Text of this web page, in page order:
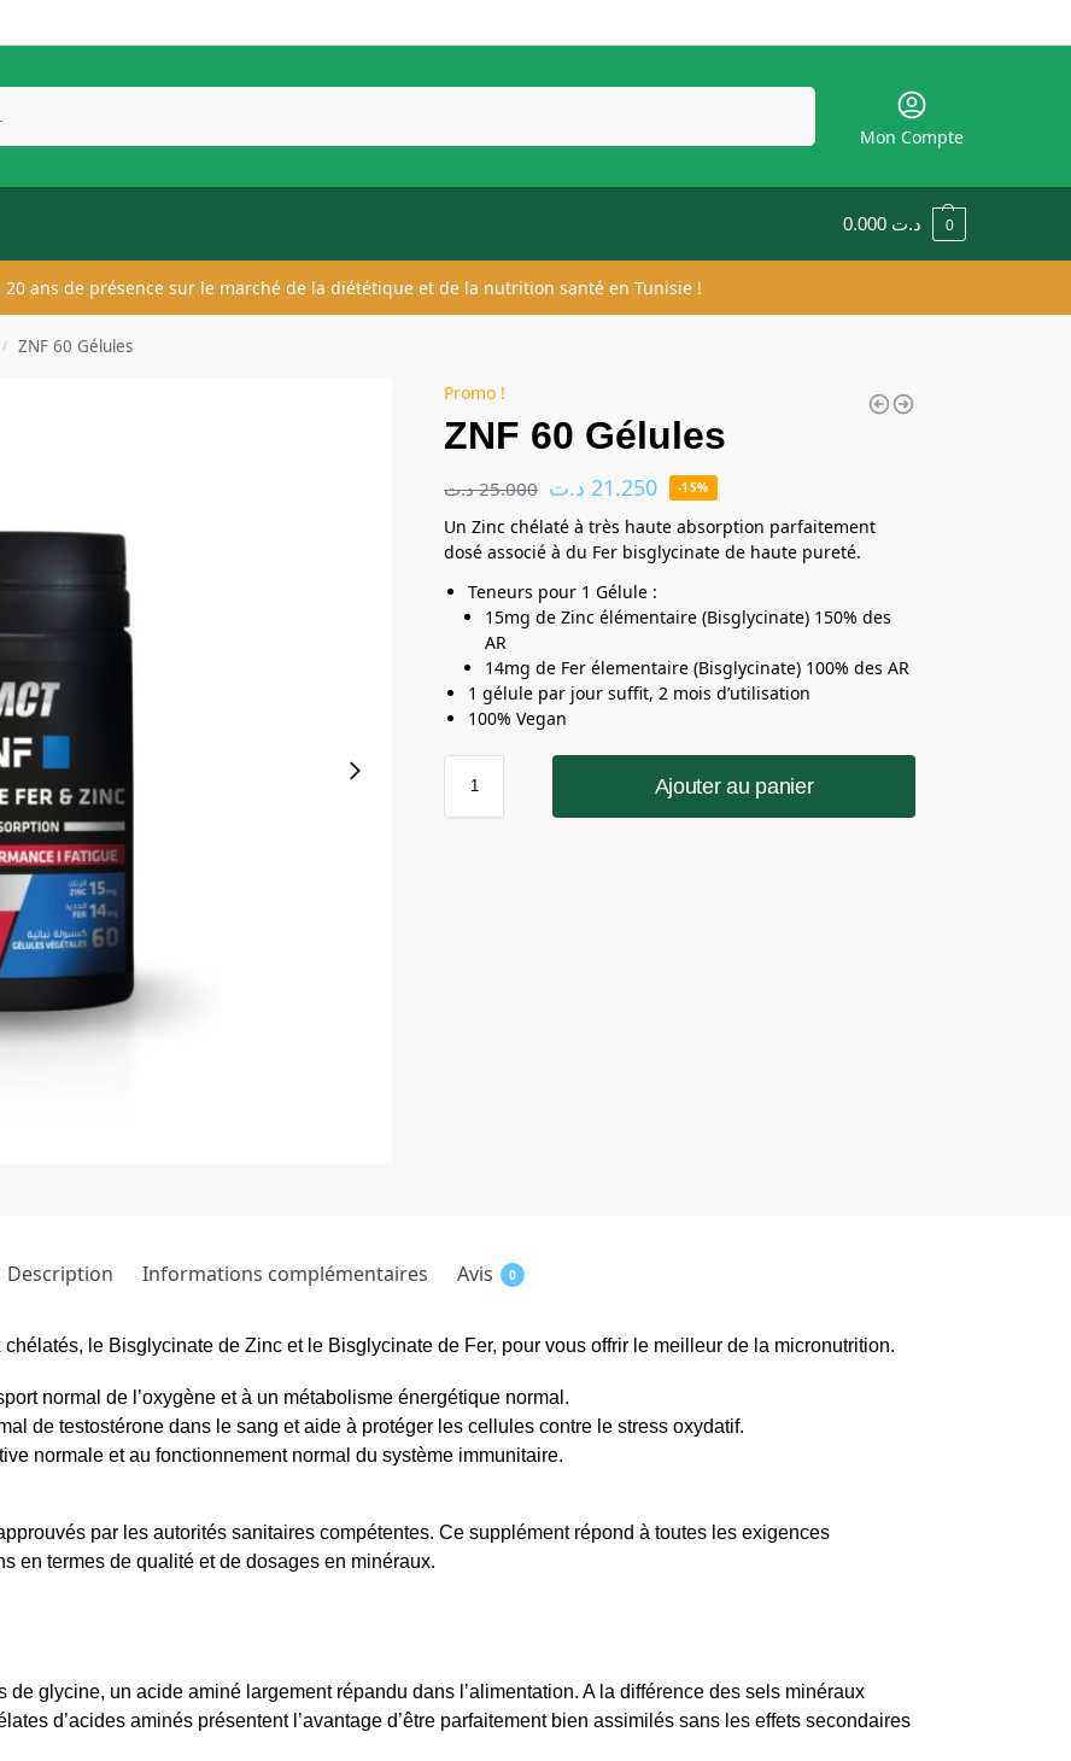
Mon Compte
0.000 د.ت 0
20 ans de présence sur le marché de la diététique et de la nutrition santé en Tunisie !
/ ZNF 60 Gélules
Promo !
ZNF 60 Gélules
25.000 د.ت 21.250 د.ت -15%
Un Zinc chélaté à très haute absorption parfaitement
dosé associé à du Fer bisglycinate de haute pureté.
Teneurs pour 1 Gélule :
15mg de Zinc élémentaire (Bisglycinate) 150% des
AR
14mg de Fer élementaire (Bisglycinate) 100% des AR
1 gélule par jour suffit, 2 mois d’utilisation
100% Vegan
Ajouter au panier
Description Informations complémentaires Avis 0
le Bisglycinate de Zinc et le Bisglycinate de Fer, pour vous offrir le meilleur de la micronutrition.
normal de l’oxygène et à un métabolisme énergétique normal.
de testostérone dans le sang et aide à protéger les cellules contre le stress oxydatif.
normale et au fonctionnement normal du système immunitaire.
par les autorités sanitaires compétentes. Ce supplément répond à toutes les exigences
en termes de qualité et de dosages en minéraux.
glycine, un acide aminé largement répandu dans l’alimentation. A la différence des sels minéraux
d’acides aminés présentent l’avantage d’être parfaitement bien assimilés sans les effets secondaires